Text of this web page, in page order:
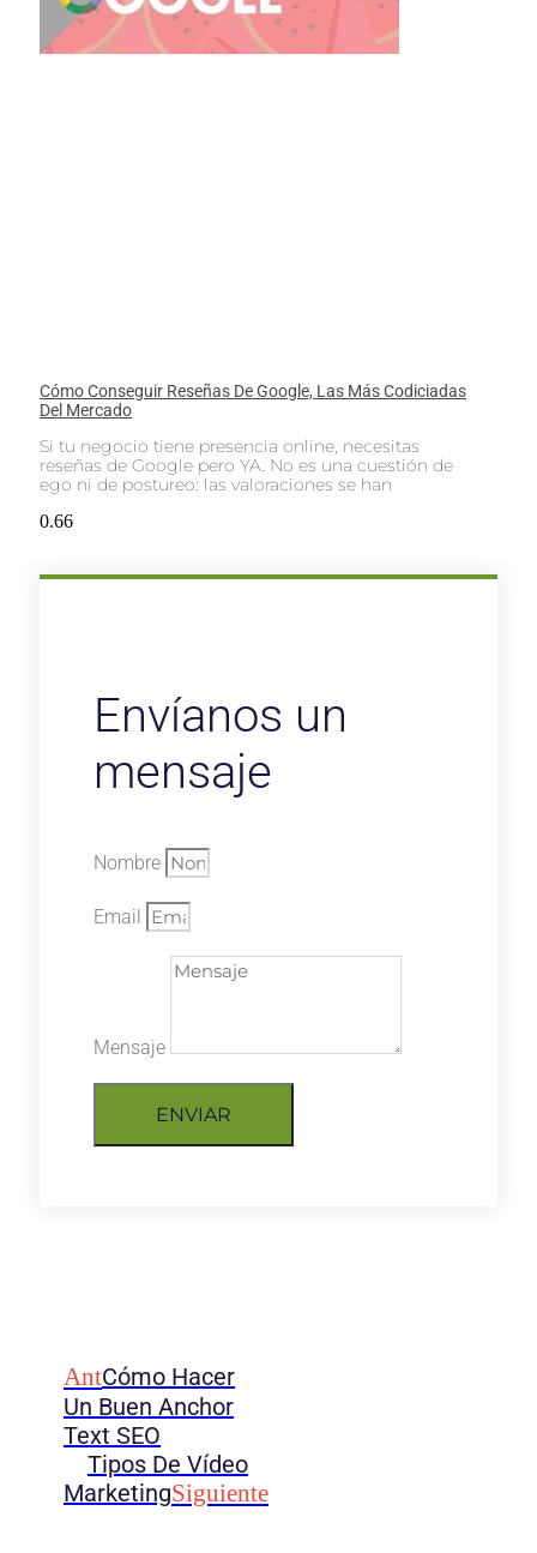
Cómo Conseguir Reseñas De Google, Las Más Codiciadas
Del Mercado
Si tu negocio tiene presencia online, necesitas
reseñas de Google pero YA. No es una cuestión de
ego ni de postureo: las valoraciones se han
Envíanos un
mensaje
Nombre
Email
Mensaje
ENVIAR
AntCómo Hacer
Un Buen Anchor
Text SEO
Tipos De Vídeo
MarketingSiguiente